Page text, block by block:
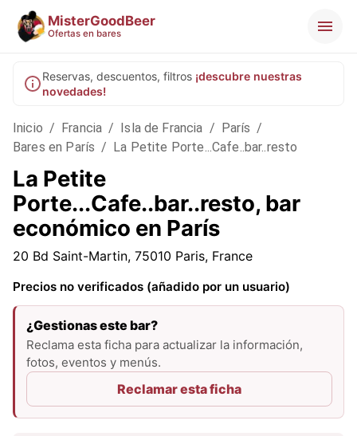
MisterGoodBeer
Ofertas en bares
Reservas, descuentos, filtros ¡descubre nuestras
novedades!
Inicio / Francia / Isla de Francia / París /
Bares en París / La Petite Porte...Cafe..bar..resto
La Petite
Porte...Cafe..bar..resto, bar
económico en París
20 Bd Saint-Martin, 75010 Paris, France
Precios no verificados (añadido por un usuario)
¿Gestionas este bar?
Reclama esta ficha para actualizar la información,
fotos, eventos y menús.
Reclamar esta ficha